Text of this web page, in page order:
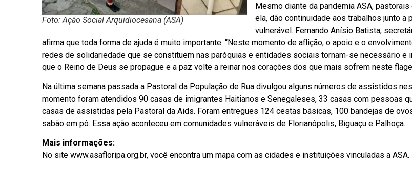
Foto: Ação Social Arquidiocesana (ASA)
Mesmo diante da pandemia ASA,
ela, dão continuidade aos trabalhos junto a
vulnerável. Fernando Anísio Batista,
afirma que toda forma de ajuda é muito importante. “Neste momento de aflição, o apoio e o
redes de solidariedade que se constituem nas paróquias e entidades sociais tornam-se necessário e
que o Reino de Deus se propague e a paz volte a reinar nos corações dos que mais sofrem neste
Na última semana passada a Pastoral da População de Rua divulgou alguns números de assistidos
momento foram atendidos 90 casas de imigrantes Haitianos e Senegaleses, 33 casas com pessoas
casas de assistidas pela Pastoral da Aids. Foram entregues 124 cestas básicas, 100 bandejas de
sabão em pó. Essa ação aconteceu em comunidades vulneráveis de Florianópolis, Biguaçu e Palhoça.
Mais informações:
No site www.asafloripa.org.br, você encontra um mapa com as cidades e instituições vinculadas a ASA.